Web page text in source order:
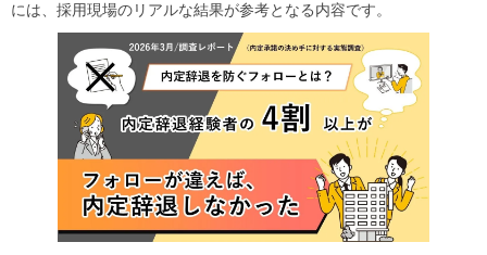
には、採用現場のリアルな結果が参考となる内容です。